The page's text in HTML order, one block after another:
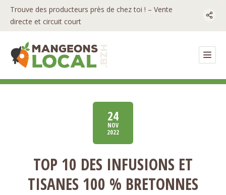
Trouve des producteurs près de chez toi ! – Vente
directe et circuit court
24
NOV
2022
TOP 10 DES INFUSIONS ET
TISANES 100 % BRETONNES